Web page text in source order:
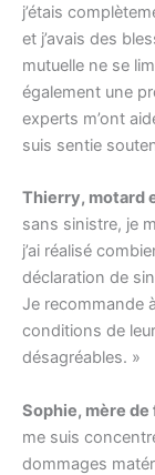
j’étais
et j’avais des
mutuelle ne se
également une
experts m’ont
suis sentie
Thierry, motard
sans sinistre, je
j’ai réalisé
déclaration de
Je recommande
conditions de
désagréables. »
Sophie, mère
me suis
dommages